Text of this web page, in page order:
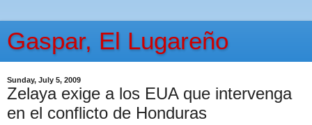
Gaspar, El Lugareño
Sunday, July 5, 2009
Zelaya exige a los EUA que intervenga
en el conflicto de Honduras